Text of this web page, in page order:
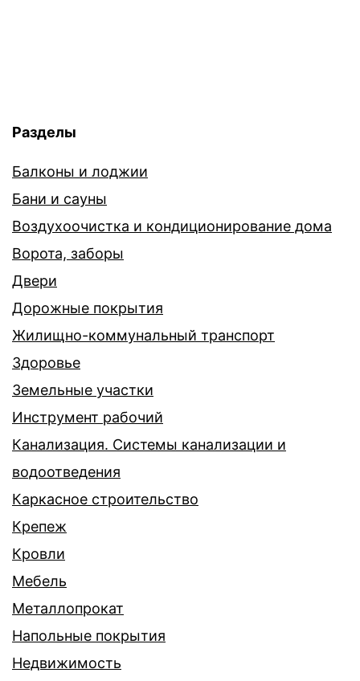
Разделы
Балконы и лоджии
Бани и сауны
Воздухоочистка и кондиционирование дома
Ворота, заборы
Двери
Дорожные покрытия
Жилищно-коммунальный транспорт
Здоровье
Земельные участки
Инструмент рабочий
Канализация. Системы канализации и
водоотведения
Каркасное строительство
Крепеж
Кровли
Мебель
Металлопрокат
Напольные покрытия
Недвижимость